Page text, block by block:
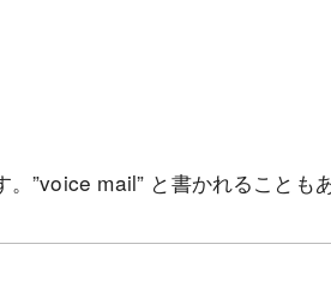
”voice mail” と書かれることもあ